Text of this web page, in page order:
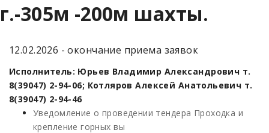
г.-305м -200м шахты.
12.02.2026 - окончание приема заявок
Исполнитель: Юрьев Владимир Александрович т.
8(39047) 2-94-06; Котляров Алексей Анатольевич т.
8(39047) 2-94-46
Уведомление о проведении тендера Проходка и
крепление горных вы